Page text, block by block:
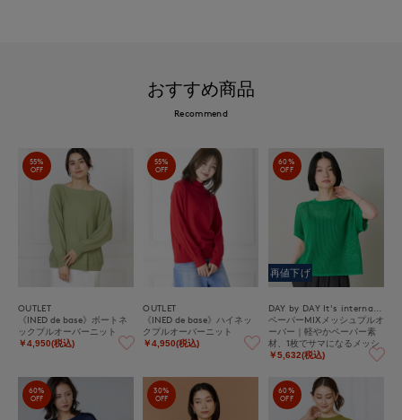
おすすめ商品
Recommend
55%
OFF
OUTLET
《INED de base》ボートネ
ックプルオーバーニット
￥4,950(税込)
55%
OFF
OUTLET
《INED de base》ハイネッ
クプルオーバーニット
￥4,950(税込)
60%
OFF
再値下げ
ペーパーMIXメッシュプルオ
ーバー｜軽やかペーパー素
材、1枚でサマになるメッシ
ュニット
￥5,632(税込)
60%
OFF
30%
OFF
60%
OFF